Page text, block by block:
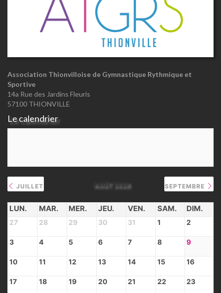
Association Thionvilloise de Gymnastique Rythmique et
Sportive
14a Rue des Jardins Fleuris
57100 THIONVILLE
Le calendrier
JUILLET AOÛT 2026 SEPTEMBRE
LUN. MAR. MER. JEU. VEN. SAM. DIM.
27 28 29 30 31 1 2
3 4 5 6 7 8 9
10 11 12 13 14 15 16
17 18 19 20 21 22 23